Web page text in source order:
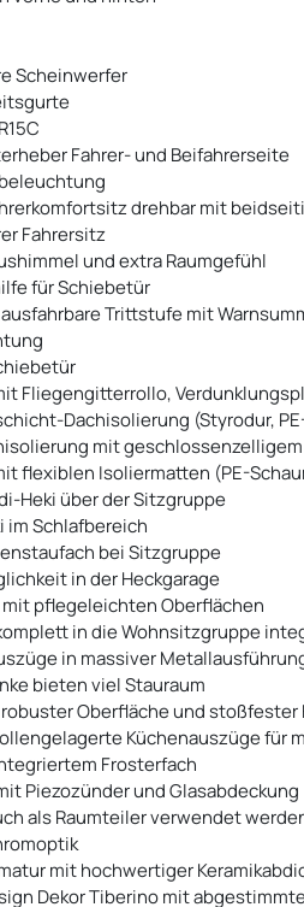
Scheinwerfer
Fahrer- und Beifahrerseite
drehbar mit
Fahrersitz
und extra Raumgefühl
für Schiebetür
Trittstufe mit
Fliegengitterrollo,
Dachisolierung (Styrodur,
mit geschlossenzelligem
flexiblen Isoliermatten (PE-
Heki über der Sitzgruppe
im Schlafbereich
bei Sitzgruppe
in der Heckgarage
pflegeleichten Oberflächen
in die Wohnsitzgruppe
in massiver
bieten viel Stauraum
Oberfläche und stoßfester
Küchenauszüge für
Frosterfach
Piezozünder und Glasabdeckung
als Raumteiler verwendet
mit hochwertiger
Dekor Tiberino mit